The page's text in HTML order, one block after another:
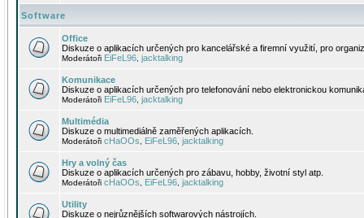
Software
Office
Diskuze o aplikacích určených pro kancelářské a firemní využití, pro
Moderátoři EiFeL96 jacktalking
Komunikace
Diskuze o aplikacích určených pro telefonování nebo elektronickou
Moderátoři EiFeL96 jacktalking
Multimédia
Diskuze o multimediálně zaměřených aplikacích.
Moderátoři cHaOOs EiFeL96 jacktalking
Hry a volný čas
Diskuze o aplikacích určených pro zábavu, hobby, životní styl atp.
Moderátoři cHaOOs EiFeL96 jacktalking
Utility
Diskuze o nejrůznějších softwarových nástrojích.